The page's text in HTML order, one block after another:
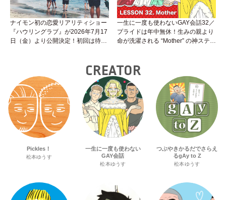
ナイモン初の恋愛リアリティショー
『ハウリングラブ』が2026年7月17
日（金）より公開決定！初回は待望
一生に一度も使わないGAY会話32／
プライドは年中無休！生みの親より
命が洗濯される “Mother” の神ステー
CREATOR
Pickles！
松本ゆうす
一生に一度も使わない
GAY会話
松本ゆうす
つぶやきかるだでさらえ
るgAy to Z
松本ゆうす